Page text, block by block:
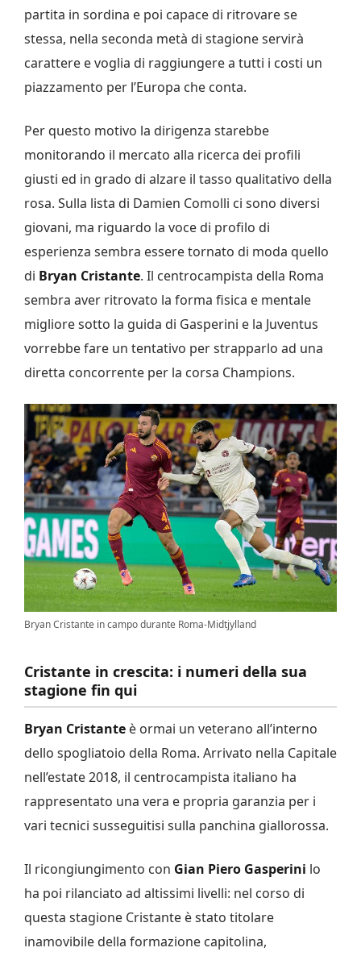
partita in sordina e poi capace di ritrovare se
stessa, nella seconda metà di stagione servirà
carattere e voglia di raggiungere a tutti i costi un
piazzamento per l’Europa che conta.
Per questo motivo la dirigenza starebbe
monitorando il mercato alla ricerca dei profili
giusti ed in grado di alzare il tasso qualitativo della
rosa. Sulla lista di Damien Comolli ci sono diversi
giovani, ma riguardo la voce di profilo di
esperienza sembra essere tornato di moda quello
di Bryan Cristante. Il centrocampista della Roma
sembra aver ritrovato la forma fisica e mentale
migliore sotto la guida di Gasperini e la Juventus
vorrebbe fare un tentativo per strapparlo ad una
diretta concorrente per la corsa Champions.
Bryan Cristante in campo durante Roma-Midtjylland
Cristante in crescita: i numeri della sua
stagione fin qui
Bryan Cristante è ormai un veterano all’interno
dello spogliatoio della Roma. Arrivato nella Capitale
nell’estate 2018, il centrocampista italiano ha
rappresentato una vera e propria garanzia per i
vari tecnici susseguitisi sulla panchina giallorossa.
Il ricongiungimento con Gian Piero Gasperini lo
ha poi rilanciato ad altissimi livelli: nel corso di
questa stagione Cristante è stato titolare
inamovibile della formazione capitolina,